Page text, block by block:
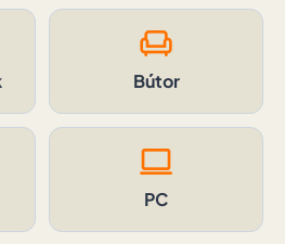
chair
Bútor
computer
PC